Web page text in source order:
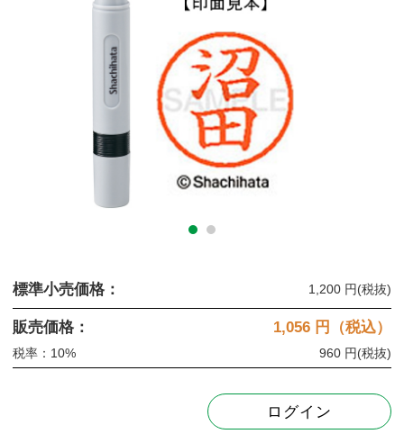
標準小売価格： 1,200 円(税抜)
販売価格： 1,056 円（税込）
税率：10% 960 円(税抜)
ログイン